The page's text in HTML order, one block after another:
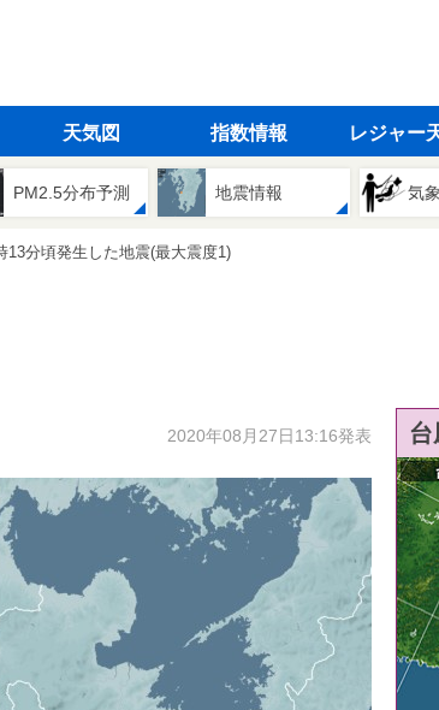
天気図 指数情報 レジャー
PM2.5分布予測 地震情報 気
13分頃発生した地震(最大震度1)
2020年08月27日13:16発表